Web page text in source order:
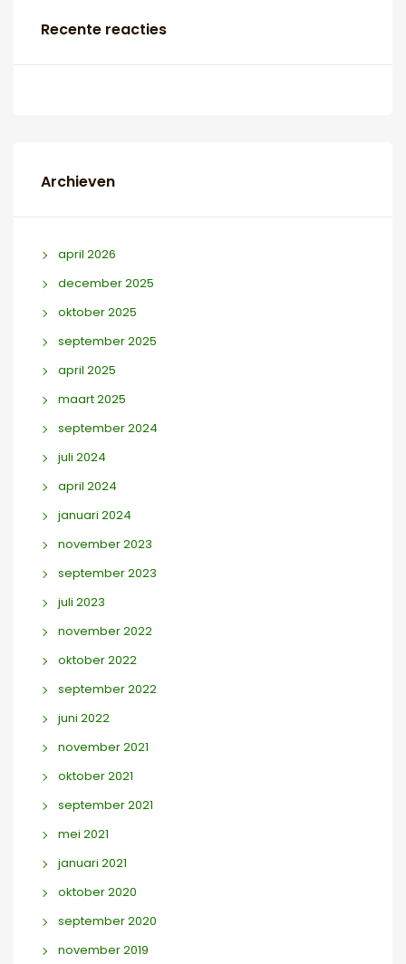
Recente reacties
Archieven
april 2026
december 2025
oktober 2025
september 2025
april 2025
maart 2025
september 2024
juli 2024
april 2024
januari 2024
november 2023
september 2023
juli 2023
november 2022
oktober 2022
september 2022
juni 2022
november 2021
oktober 2021
september 2021
mei 2021
januari 2021
oktober 2020
september 2020
november 2019